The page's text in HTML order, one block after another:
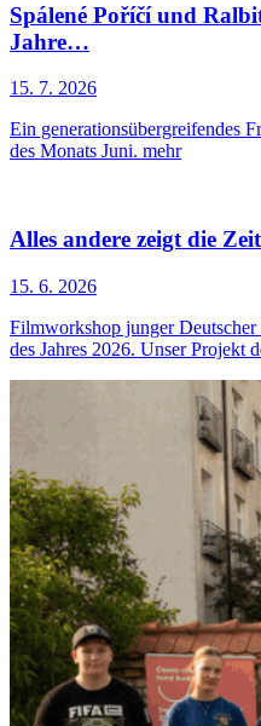
Spálené Poříčí und
Jahre…
15. 7. 2026
Ein generationsübergreifendes
des Monats Juni. mehr
Alles andere zeigt die Zeit
15. 6. 2026
Filmworkshop junger Deutscher
des Jahres 2026. Unser Projekt